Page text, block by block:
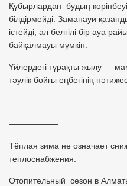
Құбырлардан будың
білдірмейді. Заманауи
істейді, ал белгілі бір ауа
байқалмауы мүмкін.
Үйлердегі тұрақты жылу —
тәулік бойғы еңбегінің
——————
Тёплая зима не означает
теплоснабжения.
Отопительный сезон в